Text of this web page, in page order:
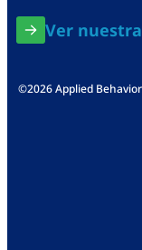
Ver
©2026 Applied